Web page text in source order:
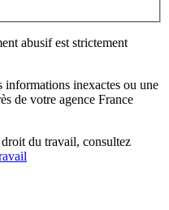
abusif est strictement
informations inexactes ou une
de votre agence France
droit du travail, consultez